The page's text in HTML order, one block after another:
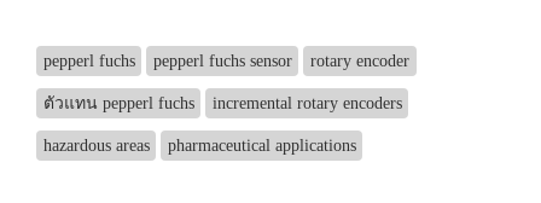
pepperl fuchs pepperl fuchs sensor rotary encoder
ตัวแทน pepperl fuchs incremental rotary encoders
hazardous areas pharmaceutical applications